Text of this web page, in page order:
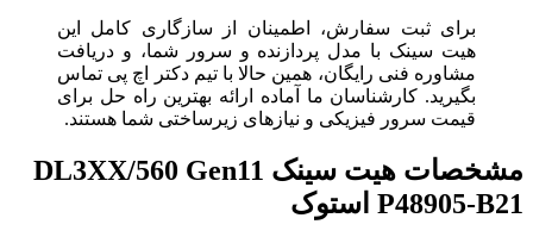
برای ثبت سفارش، اطمینان از سازگاری کامل این
هیت سینک با مدل پردازنده و سرور شما، و دریافت
مشاوره فنی رایگان، همین حالا با تیم دکتر اچ پی تماس
بگیرید. کارشناسان ما آماده ارائه بهترین راه حل برای
قیمت سرور فیزیکی و نیازهای زیرساختی شما هستند.
مشخصات
هیت سینک DL3XX/560 Gen11
P48905-B21 استوک